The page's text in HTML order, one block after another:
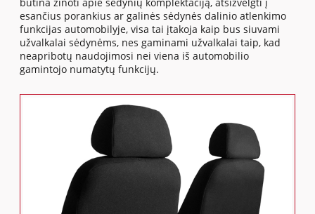
esančius porankius ar galinės sėdynės dalinio atlenkimo
funkcijas automobilyje, visa tai įtakoja kaip bus siuvami
užvalkalai sėdynėms, nes gaminami užvalkalai taip, kad
neapribotų naudojimosi nei viena iš automobilio
gamintojo numatytų funkcijų.